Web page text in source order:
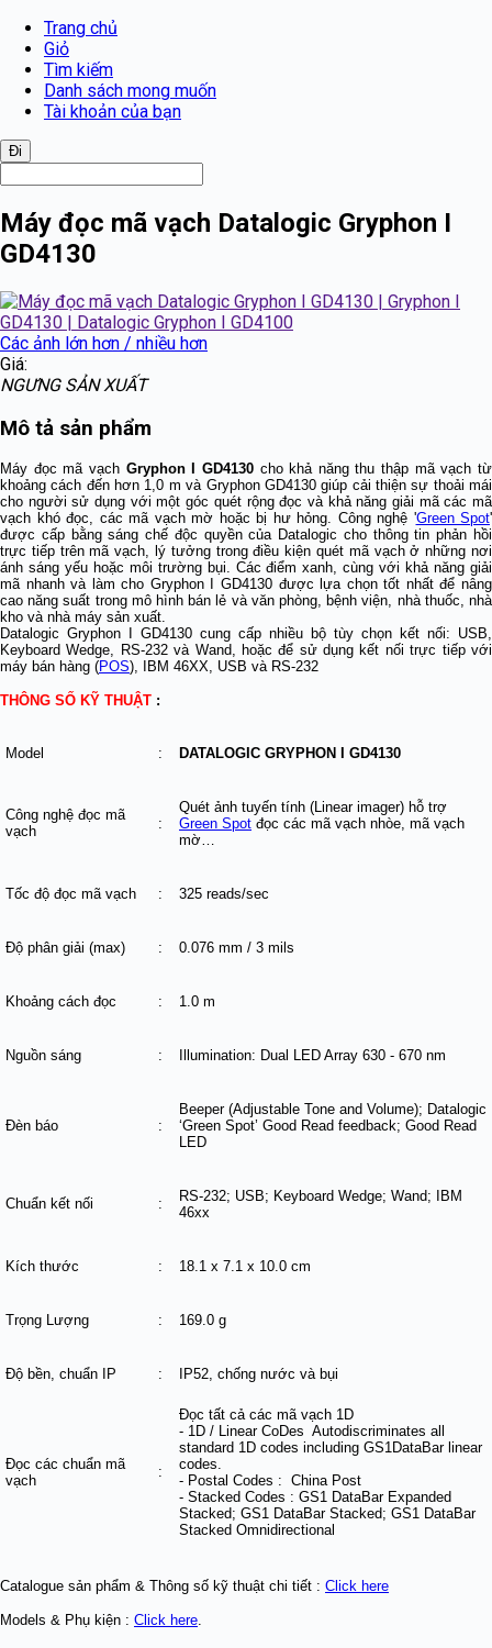
Trang chủ
Giỏ
Tìm kiếm
Danh sách mong muốn
Tài khoản của bạn
Máy đọc mã vạch Datalogic Gryphon I
GD4130
Các ảnh lớn hơn / nhiều hơn
Giá:
NGƯNG SẢN XUẤT
Mô tả sản phẩm
Máy đọc mã vạch Gryphon I GD4130cho khả năng thu thập mã vạch từ
khoảng cách đến hơn 1,0 m và Gryphon GD4130 giúp cải thiện sự thoải mái
cho người sử dụng với một góc quét rộng đọc và khả năng giải mã các mã
vạch khó đọc, các mã vạch mờ hoặc bị hư hỏng. Công nghệ 'Green Spot'
được cấp bằng sáng chế độc quyền của Datalogic cho thông tin phản hồi
trực tiếp trên mã vạch, lý tưởng trong điều kiện quét mã vạch ở những nơi
ánh sáng yếu hoặc môi trường bụi. Các điểm xanh, cùng với khả năng giải
mã nhanh và làm cho Gryphon I GD4130 được lựa chọn tốt nhất để nâng
cao năng suất trong mô hình bán lẻ và văn phòng, bệnh viện, nhà thuốc, nhà
kho và nhà máy sản xuất.
Datalogic Gryphon I GD4130 cung cấp nhiều bộ tùy chọn kết nối: USB,
Keyboard Wedge, RS-232 và Wand, hoặc để sử dụng kết nối trực tiếp với
máy bán hàng (POS), IBM 46XX, USB và RS-232
THÔNG SỐ KỸ THUẬT :
Model : DATALOGIC GRYPHON I GD4130
Công nghệ đọc mã
vạch
:
Quét ảnh tuyến tính (Linear imager) hỗ trợ
Green Spot đọc các mã vạch nhòe, mã vạch
mờ…
Tốc độ đọc mã vạch : 325 reads/sec
Độ phân giải (max) : 0.076 mm / 3 mils
Khoảng cách đọc : 1.0 m
Nguồn sáng : Illumination: Dual LED Array 630 - 670 nm
Đèn báo :
Beeper (Adjustable Tone and Volume); Datalogic
‘Green Spot’ Good Read feedback; Good Read
LED
Chuẩn kết nối :
RS-232; USB; Keyboard Wedge; Wand; IBM
46xx
Kích thước : 18.1 x 7.1 x 10.0 cm
Trọng Lượng : 169.0 g
Độ bền, chuẩn IP : IP52, chống nước và bụi
Đọc các chuẩn mã
vạch
:
Đọc tất cả các mã vạch 1D
- 1D / Linear CoDes Autodiscriminates all
standard 1D codes including GS1DataBar linear
codes.
- Postal Codes : China Post
- Stacked Codes : GS1 DataBar Expanded
Stacked; GS1 DataBar Stacked; GS1 DataBar
Stacked Omnidirectional
Catalogue sản phẩm & Thông số kỹ thuật chi tiết : Click here
Models & Phụ kiện : Click here.